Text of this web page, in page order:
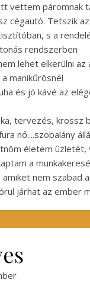
vettem páromnak
cégautó. Tetszik
s a
rendszerben
lehet elkerülni az
manikűrösnél
és jó kávé az
tervezés, krossz
nő....szobalány
életem üzletét,
a
amiket nem szabad
járhat az ember